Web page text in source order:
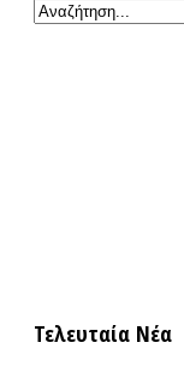
Τελευταία Νέα